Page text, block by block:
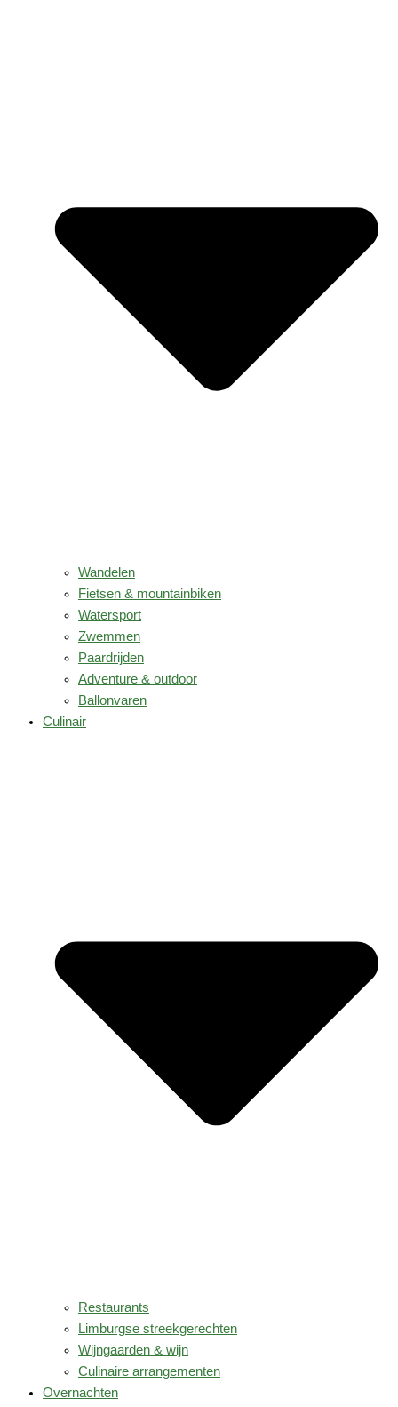
Wandelen
Fietsen & mountainbiken
Watersport
Zwemmen
Paardrijden
Adventure & outdoor
Ballonvaren
Culinair
Restaurants
Limburgse streekgerechten
Wijngaarden & wijn
Culinaire arrangementen
Overnachten